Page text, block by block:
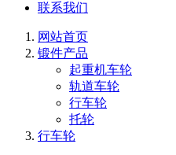
联系我们
网站首页
锻件产品
起重机车轮
轨道车轮
行车轮
托轮
行车轮